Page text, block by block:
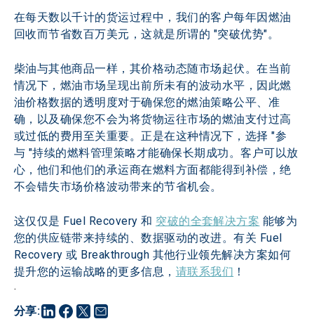
分享:
在每天数以千计的货运过程中，我们的客户每年因燃油
回收而节省数百万美元，这就是所谓的 "突破优势"。
柴油与其他商品一样，其价格动态随市场起伏。在当前
情况下，燃油市场呈现出前所未有的波动水平，因此燃
油价格数据的透明度对于确保您的燃油策略公平、准
确，以及确保您不会为将货物运往市场的燃油支付过高
或过低的费用至关重要。正是在这种情况下，选择 "参
与 "持续的燃料管理策略才能确保长期成功。客户可以放
心，他们和他们的承运商在燃料方面都能得到补偿，绝
不会错失市场价格波动带来的节省机会。
这仅仅是 Fuel Recovery 和 突破的全套解决方案 能够为
您的供应链带来持续的、数据驱动的改进。有关 Fuel
Recovery 或 Breakthrough 其他行业领先解决方案如何
提升您的运输战略的更多信息， 请联系我们 ！
.